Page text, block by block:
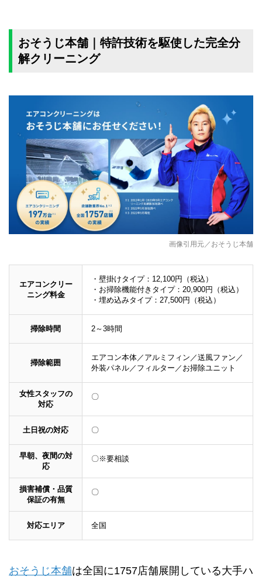
おそうじ本舗｜特許技術を駆使した完全分
解クリーニング
画像引用元／おそうじ本舗
エアコンクリー
ニング料金
・壁掛けタイプ：12,100円（税込）
・お掃除機能付きタイプ：20,900円（税込）
・埋め込みタイプ：27,500円（税込）
掃除時間 2～3時間
掃除範囲
エアコン本体／アルミフィン／送風ファン／
外装パネル／フィルター／お掃除ユニット
女性スタッフの
対応
〇
土日祝の対応 〇
早朝、夜間の対
応
〇※要相談
損害補償・品質
保証の有無
〇
対応エリア 全国
おそうじ本舗は全国に1757店舗展開している大手ハ